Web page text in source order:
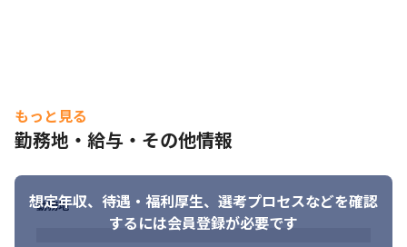
もっと見る
勤務地・給与・その他情報
想定年収、待遇・福利厚生、 選考プロセスなどを確認
するには会員登録が必要です
勤務地